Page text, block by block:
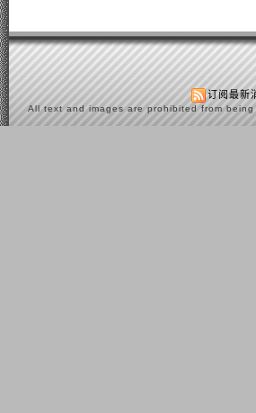
订阅最新
All text and images are prohibited from